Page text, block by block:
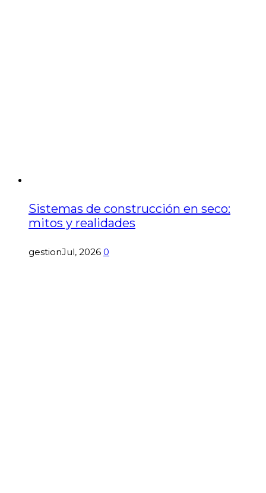
Sistemas de construcción en seco:
mitos y realidades
gestionJul, 2026 0